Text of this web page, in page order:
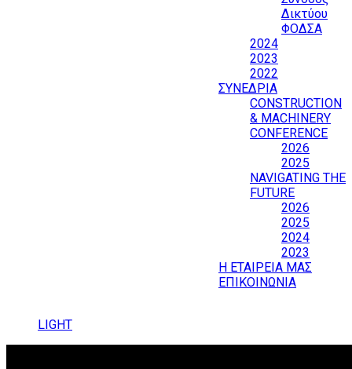
Δικτύου
ΦΟΔΣΑ
2024
2023
2022
ΣΥΝΕΔΡΙΑ
CONSTRUCTION
& MACHINERY
CONFERENCE
2026
2025
NAVIGATING THE
FUTURE
2026
2025
2024
2023
Η ΕΤΑΙΡΕΙΑ ΜΑΣ
ΕΠΙΚΟΙΝΩΝΙΑ
LIGHT